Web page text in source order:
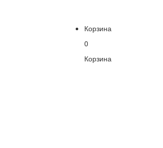
Корзина
0
Корзина